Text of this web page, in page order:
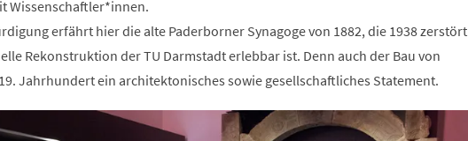
Wissenschaftler*innen.
erfährt hier die alte Paderborner Synagoge von 1882, die 1938 zerstört
Rekonstruktion der TU Darmstadt erlebbar ist. Denn auch der Bau von
Jahrhundert ein architektonisches sowie gesellschaftliches Statement.